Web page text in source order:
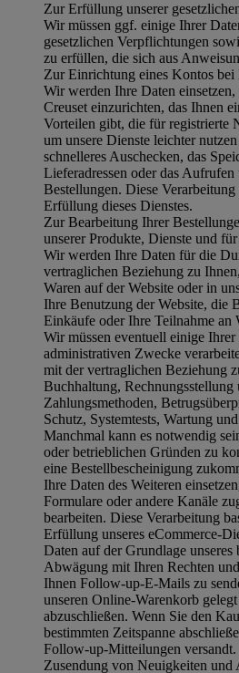
Zur Erfüllung unserer
Wir müssen ggf. einige Ihrer
gesetzlichen Verpflichtungen
zu erfüllen, die sich aus
Zur Einrichtung eines Kontos bei
Wir werden Ihre Daten
Creuset einzurichten, das Ihnen
Vorteilen gibt, die für registrierte
um unsere Dienste leichter
schnelleres Auschecken, das
Lieferadressen oder das
Bestellungen. Diese
Erfüllung dieses Dienstes.
Zur Bearbeitung Ihrer
unserer Produkte, Dienste und
Wir werden Ihre Daten für die
vertraglichen Beziehung zu
Waren auf der Website oder in
Ihre Benutzung der Website, die
Einkäufe oder Ihre Teilnahme an
Wir müssen eventuell einige
administrativen Zwecke
mit der vertraglichen Beziehung
Buchhaltung,
Zahlungsmethoden,
Schutz, Systemtests, Wartung
Manchmal kann es notwendig
oder betrieblichen Gründen zu
eine Bestellbescheinigung
Ihre Daten des Weiteren
Formulare oder andere Kanäle
bearbeiten. Diese Verarbeitung
Erfüllung unseres eCommerce-
Daten auf der Grundlage unseres
Abwägung mit Ihren Rechten
Ihnen Follow-up-E-Mails zu
unseren Online-Warenkorb
abzuschließen. Wenn Sie den
bestimmten Zeitspanne
Follow-up-Mitteilungen versandt.
Zusendung von Neuigkeiten und